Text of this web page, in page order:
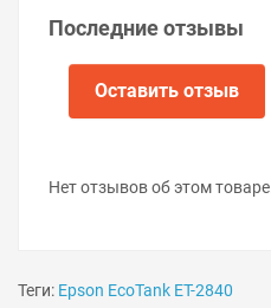
обслуживания.
Последние отзывы
Оставить отзыв
Нет отзывов об этом товаре.
Теги: Epson EcoTank ET-2840